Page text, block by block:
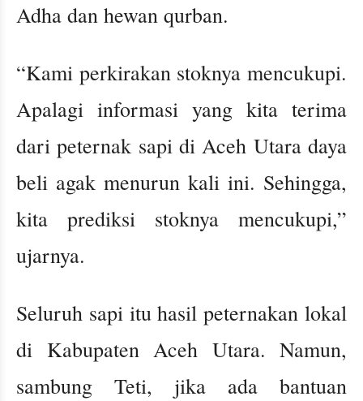
Adha dan hewan qurban.
“Kami perkirakan stoknya mencukupi.
Apalagi informasi yang kita terima
dari peternak sapi di Aceh Utara daya
beli agak menurun kali ini. Sehingga,
kita prediksi stoknya mencukupi,”
ujarnya.
Seluruh sapi itu hasil peternakan lokal
di Kabupaten Aceh Utara. Namun,
sambung Teti, jika ada bantuan